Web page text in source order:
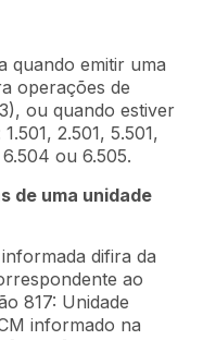
quando emitir uma
operações de
ou quando estiver
2.501, 5.501,
ou 6.505.
de uma unidade
difira da
ao
817: Unidade
informado na